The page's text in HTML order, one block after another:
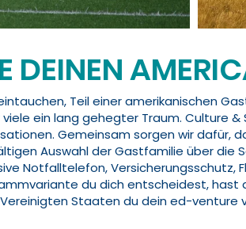
DEINEN
Teil einer amerikanischen
ein lang gehegter Traum. Culture
Gemeinsam sorgen wir dafür,
Auswahl der Gastfamilie über die
Notfalltelefon, Versicherungsschutz,
du dich entscheidest, hast
Vereinigten Staaten du dein ed-venture